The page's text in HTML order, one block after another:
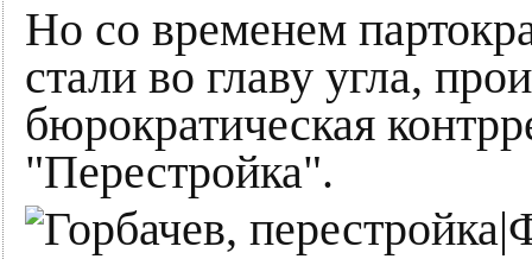
Но со временем
стали во главу угла,
бюрократическая
"Перестройка".